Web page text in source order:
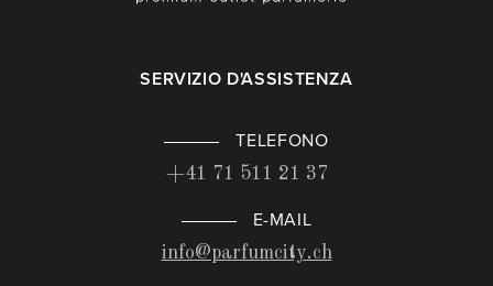
SERVIZIO D'ASSISTENZA
TELEFONO
+41 71 511 21 37
E-MAIL
info@parfumcity.ch